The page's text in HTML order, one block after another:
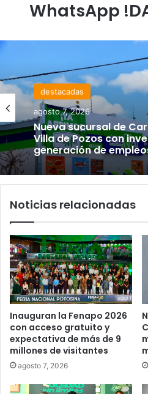
WhatsApp
destacadas
agosto 7, 2026
Nueva sucursal de
Villa de Pozos con
generación de
Noticias relacionadas
Inauguran la Fenapo 2026
con acceso gratuito y
expectativa de más de 9
millones de visitantes
agosto 7, 2026